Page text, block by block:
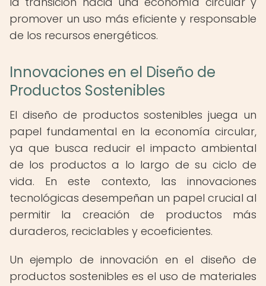
promover un uso más eficiente y responsable
de los recursos energéticos.
Innovaciones en el Diseño de
Productos Sostenibles
El diseño de productos sostenibles juega un
papel fundamental en la economía circular,
ya que busca reducir el impacto ambiental
de los productos a lo largo de su ciclo de
vida. En este contexto, las innovaciones
tecnológicas desempeñan un papel crucial al
permitir la creación de productos más
duraderos, reciclables y ecoeficientes.
Un ejemplo de innovación en el diseño de
productos sostenibles es el uso de materiales